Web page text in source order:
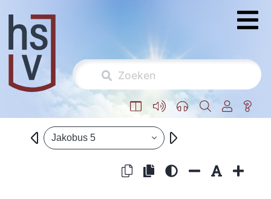
Jakobus 5